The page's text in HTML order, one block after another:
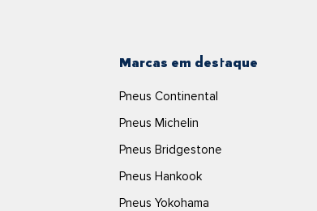
Marcas em destaque
Pneus Continental
Pneus Michelin
Pneus Bridgestone
Pneus Hankook
Pneus Yokohama